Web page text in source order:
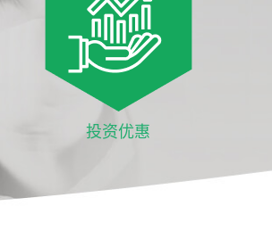
投资优惠